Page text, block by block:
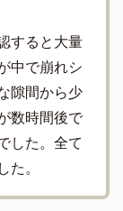
すると大量
中で崩れシ
隙間から少
数時間後で
した。全て
た。